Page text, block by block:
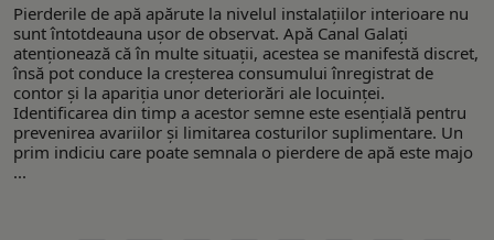
Pierderile de apă apărute la nivelul instalațiilor interioare nu
sunt întotdeauna ușor de observat. Apă Canal Galați
atenționează că în multe situații, acestea se manifestă discret,
însă pot conduce la creșterea consumului înregistrat de
contor și la apariția unor deteriorări ale locuinței.
Identificarea din timp a acestor semne este esențială pentru
prevenirea avariilor și limitarea costurilor suplimentare. Un
prim indiciu care poate semnala o pierdere de apă este majo
...